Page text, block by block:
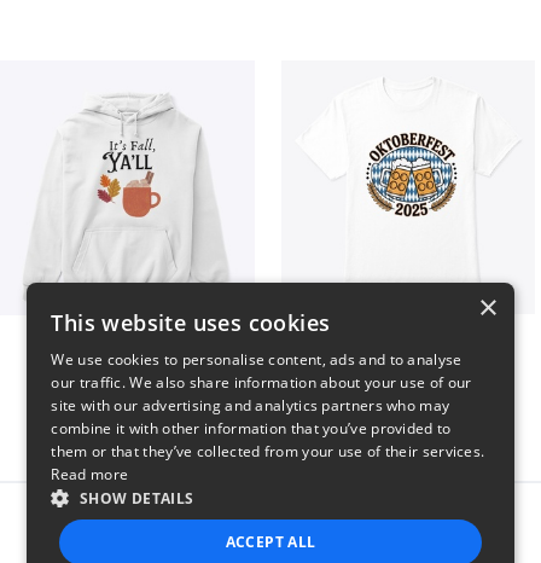
$41 $41
Report this product
×
This website uses cookies
We use cookies to personalise content, ads and to analyse
our traffic. We also share information about your use of our
site with our advertising and analytics partners who may
combine it with other information that you’ve provided to
them or that they’ve collected from your use of their services.
Read more
SHOW DETAILS
ACCEPT ALL